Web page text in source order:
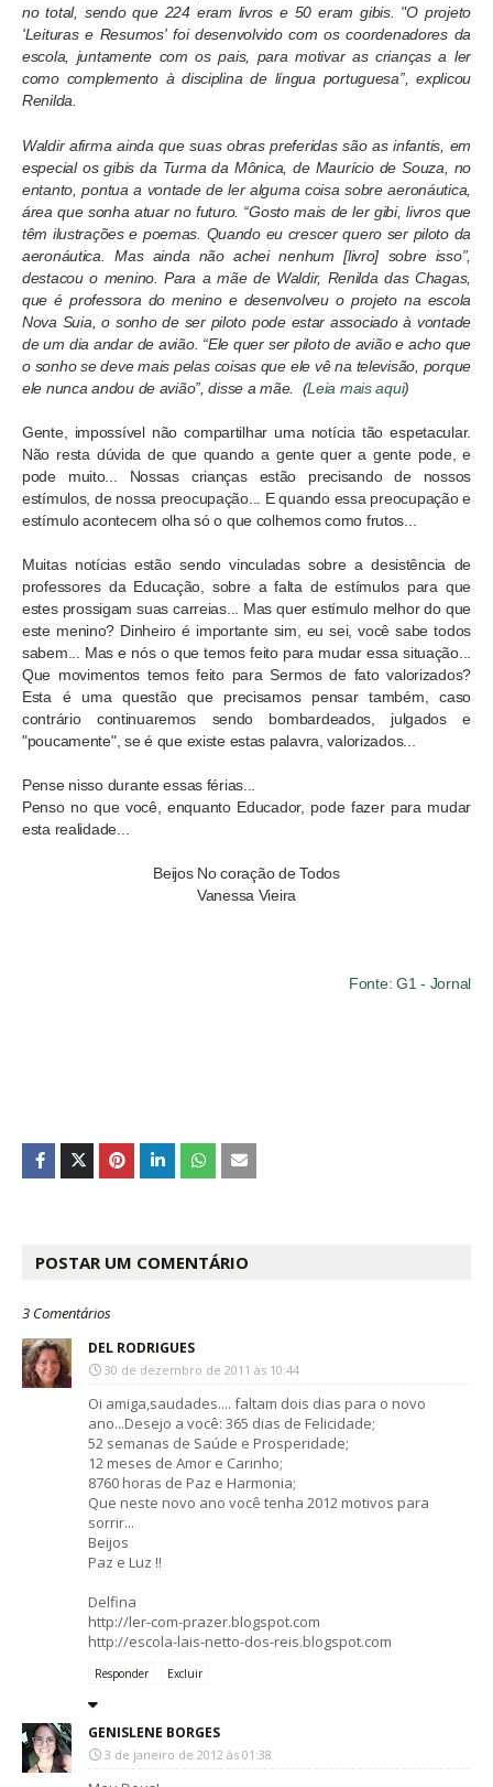
no total, sendo que 224 eram livros e 50 eram gibis. "O projeto
'Leituras e Resumos' foi desenvolvido com os coordenadores da
escola, juntamente com os pais, para motivar as crianças a ler
como complemento à disciplina de língua portuguesa”, explicou
Renilda.
Waldir afirma ainda que suas obras preferidas são as infantis, em
especial os gibis da Turma da Mônica, de Maurício de Souza, no
entanto, pontua a vontade de ler alguma coisa sobre aeronáutica,
área que sonha atuar no futuro. “Gosto mais de ler gibi, livros que
têm ilustrações e poemas. Quando eu crescer quero ser piloto da
aeronáutica. Mas ainda não achei nenhum [livro] sobre isso”,
destacou o menino. Para a mãe de Waldir, Renilda das Chagas,
que é professora do menino e desenvolveu o projeto na escola
Nova Suia, o sonho de ser piloto pode estar associado à vontade
de um dia andar de avião. “Ele quer ser piloto de avião e acho que
o sonho se deve mais pelas coisas que ele vê na televisão, porque
ele nunca andou de avião”, disse a mãe. (Leia mais aqui)
Gente, impossível não compartilhar uma notícia tão espetacular.
Não resta dúvida de que quando a gente quer a gente pode, e
pode muito... Nossas crianças estão precisando de nossos
estímulos, de nossa preocupação... E quando essa preocupação e
estímulo acontecem olha só o que colhemos como frutos...
Muitas notícias estão sendo vinculadas sobre a desistência de
professores da Educação, sobre a falta de estímulos para que
estes prossigam suas carreias... Mas quer estímulo melhor do que
este menino? Dinheiro é importante sim, eu sei, você sabe todos
sabem... Mas e nós o que temos feito para mudar essa situação...
Que movimentos temos feito para Sermos de fato valorizados?
Esta é uma questão que precisamos pensar também, caso
contrário continuaremos sendo bombardeados, julgados e
"poucamente", se é que existe estas palavra, valorizados...
Pense nisso durante essas férias...
Penso no que você, enquanto Educador, pode fazer para mudar
esta realidade...
Beijos No coração de Todos
Vanessa Vieira
Fonte: G1 - Jornal
POSTAR UM COMENTÁRIO
3 Comentários
DEL RODRIGUES
30 de dezembro de 2011 às 10:44
Oi amiga,saudades.... faltam dois dias para o novo
ano...Desejo a você: 365 dias de Felicidade;
52 semanas de Saúde e Prosperidade;
12 meses de Amor e Carinho;
8760 horas de Paz e Harmonia;
Que neste novo ano você tenha 2012 motivos para
sorrir...
Beijos
Paz e Luz !!
Delfina
http://ler-com-prazer.blogspot.com
http://escola-lais-netto-dos-reis.blogspot.com
Responder Excluir
GENISLENE BORGES
3 de janeiro de 2012 às 01:38